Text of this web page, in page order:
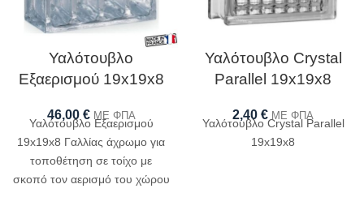
Υαλότουβλο
Εξαερισμού 19x19x8
46,00 € ΜΕ ΦΠΑ
Υαλότουβλο Εξαερισμού
19x19x8 Γαλλίας άχρωμο για
τοποθέτηση σε τοίχο με
σκοπό τον αερισμό του χώρου
Υαλότουβλο Crystal
Parallel 19x19x8
2,40 € ΜΕ ΦΠΑ
Υαλότουβλο Crystal Parallel
19x19x8